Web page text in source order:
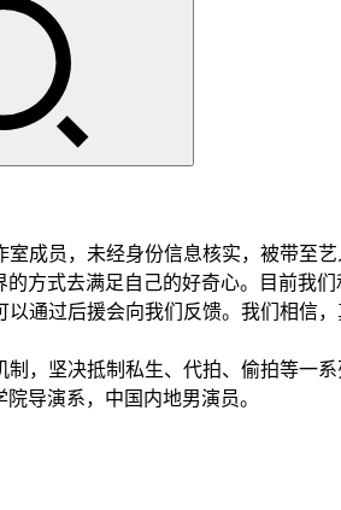
员，未经身份信息核实，被带至
方式去满足自己的好奇心。目前我
通过后援会向我们反馈。我们相信
坚决抵制私生、代拍、偷拍等一系
导演系，中国内地男演员。